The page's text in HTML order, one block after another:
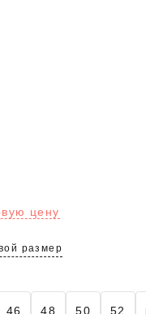
цену
размер
46 48 50 52